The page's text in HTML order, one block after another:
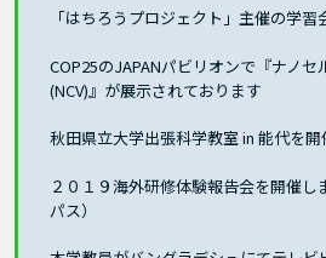
「はちろうプロジェクト」主催の学
COP25のJAPANパビリオンで『ナノセ
(NCV)』が展示されております
秋田県立大学出張科学教室 in 能代を開
２０１９海外研修体験報告会を開催し
パス）